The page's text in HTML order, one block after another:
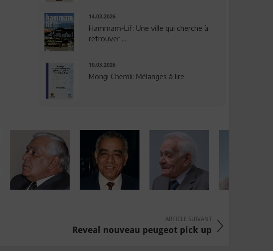
14.03.2026
Hammam-Lif: Une ville qui cherche à
retrouver ...
10.03.2026
Mongi Chemli: Mélanges à lire
ARTICLE SUIVANT
Reveal nouveau peugeot pick up